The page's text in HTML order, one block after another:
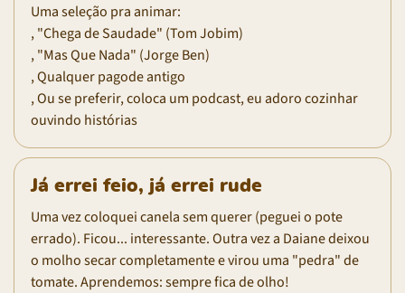
Uma seleção pra animar:
, "Chega de Saudade" (Tom Jobim)
, "Mas Que Nada" (Jorge Ben)
, Qualquer pagode antigo
, Ou se preferir, coloca um podcast, eu adoro cozinhar
ouvindo histórias
Já errei feio, já errei rude
Uma vez coloquei canela sem querer (peguei o pote
errado). Ficou... interessante. Outra vez a Daiane deixou
o molho secar completamente e virou uma "pedra" de
tomate. Aprendemos: sempre fica de olho!